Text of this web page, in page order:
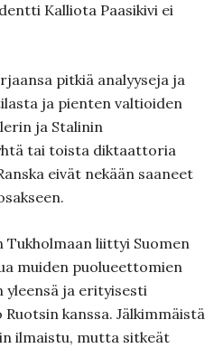
Kalliota Paasikivi ei
pitkiä analyyseja ja
ja pienten valtioiden
ja Stalinin
tai toista diktaattoria
eivät nekään saaneet
Tukholmaan liittyi Suomen
muiden puolueettomien
yleensä ja erityisesti
kanssa. Jälkimmäistä
ilmaistu, mutta sitkeät